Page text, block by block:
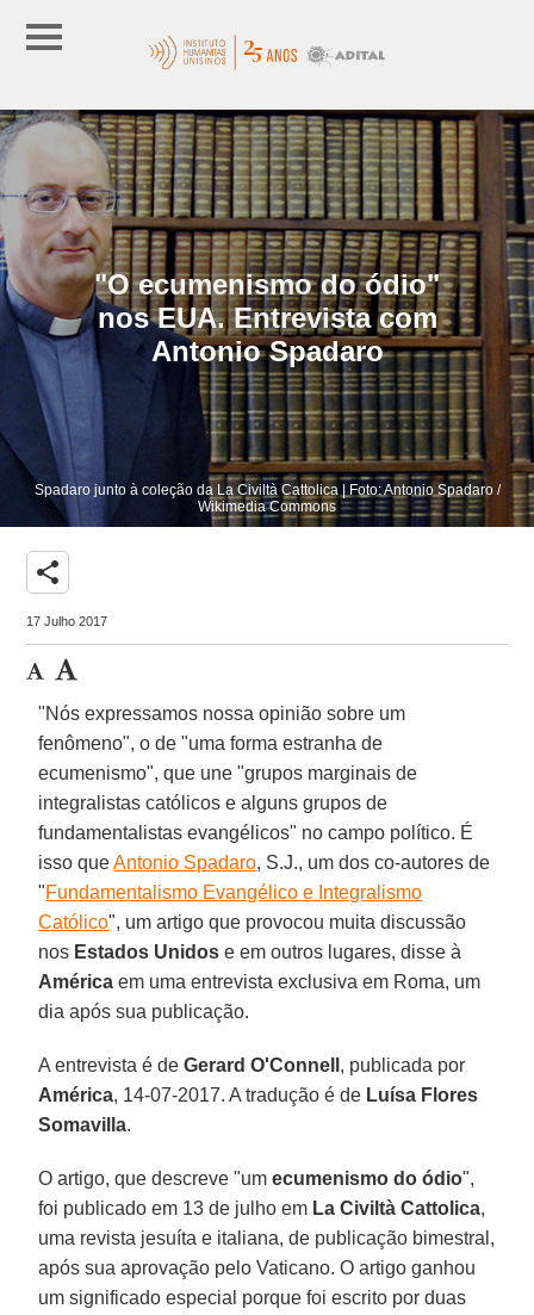
"O ecumenismo do ódio"
nos EUA. Entrevista com
Antonio Spadaro
Spadaro junto à coleção da La Civiltà Cattolica | Foto: Antonio Spadaro /
Wikimedia Commons
share
17 Julho 2017
"Nós expressamos nossa opinião sobre um
fenômeno", o de "uma forma estranha de
ecumenismo", que une "grupos marginais de
integralistas católicos e alguns grupos de
fundamentalistas evangélicos" no campo político. É
isso queAntonio Spadaro, S.J., um dos co-autores de
"Fundamentalismo Evangélico e Integralismo
Católico", um artigo que provocou muita discussão
nos Estados Unidos e em outros lugares, disse à
América em uma entrevista exclusiva em Roma, um
dia após sua publicação.
A entrevista é deGerard O'Connell , publicada por
América, 14-07-2017. A tradução é de Luísa Flores
Somavilla.
O artigo, que descreve "umecumenismo do ódio",
foi publicado em 13 de julho em La Civiltà Cattolica,
uma revista jesuíta e italiana, de publicação bimestral,
após sua aprovação pelo Vaticano. O artigo ganhou
um significado especial porque foi escrito por duas